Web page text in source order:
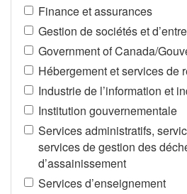
Finance et assurances
Gestion de sociétés et
Government of Canada/
Hébergement et services de
Industrie de l’information et
Institution gouvernementale
Services administratifs,
services de gestion des
d’assainissement
Services d’enseignement